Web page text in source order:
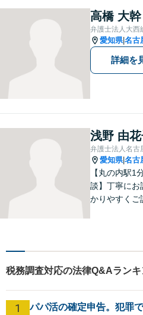
れるようリー
まずは無料相
さい。【女
高橋 大幹
弁護士法人大西
愛知県|名古
詳細を
浅野 由
弁護士法人名古
愛知県|名古
【丸の内駅1
談】丁寧にお
かりやすくご
ます。「安心
弁護士」を目
【平日夜間や
税務調査対応の法律Q&Aランキ
1
パパ活の確定申告。犯罪